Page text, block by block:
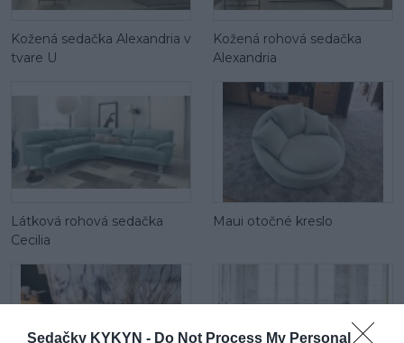
Sedačky KYKYN - Do Not Process My Personal
Kožená sedačka Alexandria v
tvare U
Kožená rohová sedačka
Alexandria
Látková rohová sedačka
Cecilia
Maui otočné kreslo